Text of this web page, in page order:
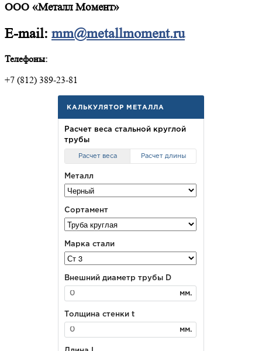
ООО «Металл Момент»
E-mail: mm@metallmoment.ru
Телефоны:
+7 (812) 389-23-81